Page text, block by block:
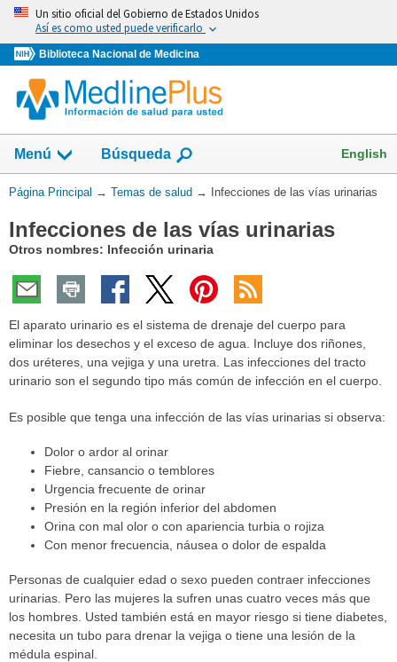
Omita
vaya
al
Contenido
Un sitio oficial del Gobierno de Estados Unidos
Así es como usted puede verificarlo
Biblioteca Nacional de Medicina
Menú
Mostrar
campo
de
Búsqueda English
Usted
aquí:
Página Principal → Temas de salud → Infecciones de las vías urinarias
Infecciones de las vías urinarias
Otros nombres: Infección urinaria
El aparato urinario es el sistema de drenaje del cuerpo para
eliminar los desechos y el exceso de agua. Incluye dos riñones,
dos uréteres, una vejiga y una uretra. Las infecciones del tracto
urinario son el segundo tipo más común de infección en el cuerpo.
Es posible que tenga una infección de las vías urinarias si observa:
Dolor o ardor al orinar
Fiebre, cansancio o temblores
Urgencia frecuente de orinar
Presión en la región inferior del abdomen
Orina con mal olor o con apariencia turbia o rojiza
Con menor frecuencia, náusea o dolor de espalda
Personas de cualquier edad o sexo pueden contraer infecciones
urinarias. Pero las mujeres la sufren unas cuatro veces más que
los hombres. Usted también está en mayor riesgo si tiene diabetes,
necesita un tubo para drenar la vejiga o tiene una lesión de la
médula espinal.